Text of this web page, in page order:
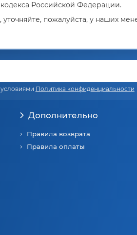
Российской Федерации.
пожалуйста, у наших
Политика конфиденциальности
Дополнительно
Правила возврата
Правила оплаты